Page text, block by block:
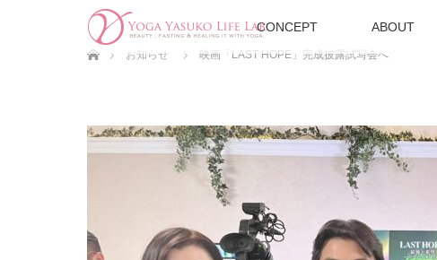
CONCEPT ABOUT
ホーム
お知らせ
映画「LAST HOPE」完成披露試写会へ